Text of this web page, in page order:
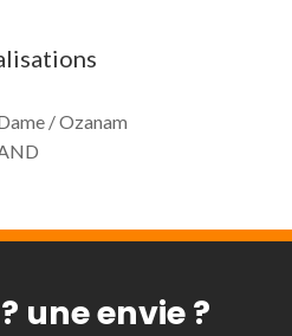
/ Ozanam
une envie ?